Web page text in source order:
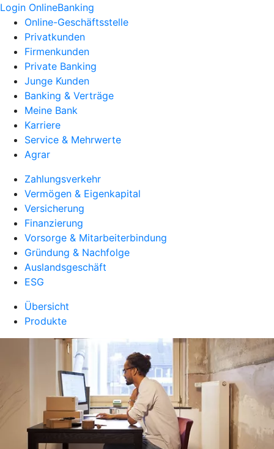
Login OnlineBanking
Online-Geschäftsstelle
Privatkunden
Firmenkunden
Private Banking
Junge Kunden
Banking & Verträge
Meine Bank
Karriere
Service & Mehrwerte
Agrar
Zahlungsverkehr
Vermögen & Eigenkapital
Versicherung
Finanzierung
Vorsorge & Mitarbeiterbindung
Gründung & Nachfolge
Auslandsgeschäft
ESG
Übersicht
Produkte